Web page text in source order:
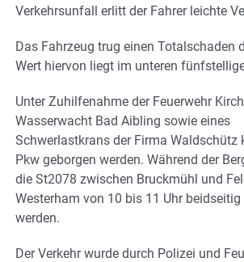
Verkehrsunfall erlitt der Fahrer leichte
Das Fahrzeug trug einen Totalschaden
Wert hiervon liegt im unteren
Unter Zuhilfenahme der Feuerwehr
Wasserwacht Bad Aibling sowie eines
Schwerlastkrans der Firma Waldschütz
Pkw geborgen werden. Während der
die St2078 zwischen Bruckmühl und
Westerham von 10 bis 11 Uhr beidseitig
werden.
Der Verkehr wurde durch Polizei und